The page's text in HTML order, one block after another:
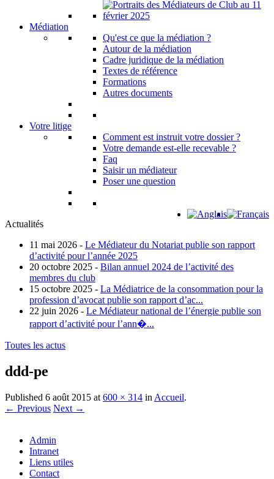
Médiation
Qu'est ce que la médiation ?
Autour de la médiation
Cadre juridique de la médiation
Textes de référence
Formations
Autres documents
Votre litige
Comment est instruit votre dossier ?
Votre demande est-elle recevable ?
Faq
Saisir un médiateur
Poser une question
Actualités
11 mai 2026 - Le Médiateur du Notariat publie son rapport
d’activité pour l’année 2025
20 octobre 2025 - Bilan annuel 2024 de l’activité des
membres du club
15 octobre 2025 - La Médiatrice de la consommation pour la
profession d’avocat publie son rapport d’ac...
22 juin 2026 - Le Médiateur national de l’énergie publie son
rapport d’activité pour l’ann�...
Toutes les actus
ddd-pe
Published 6 août 2015 at 600 × 314 in Accueil.
← Previous Next →
Admin
Intranet
Liens utiles
Contact